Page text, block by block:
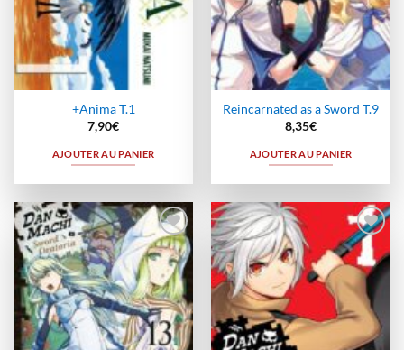
+Anima T.1
7,90€
AJOUTER AU PANIER
Reincarnated as a Sword T.9
8,35€
AJOUTER AU PANIER
Ajouter
à la
wishlist
Ajouter
à la
wishlist